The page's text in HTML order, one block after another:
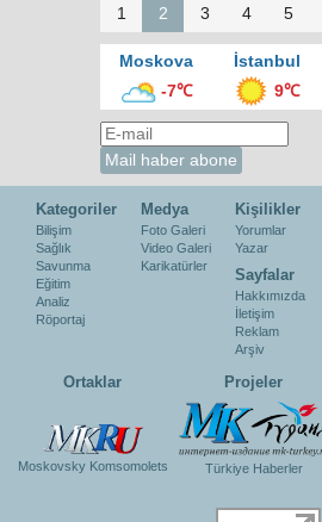
1 2 3 4 5
Moskova İstanbul
-7℃
9℃
Kategoriler
Bilişim
Sağlık
Savunma
Eğitim
Analiz
Röportaj
Medya
Foto Galeri
Video Galeri
Karikatürler
Kişilikler
Yorumlar
Yazar
Sayfalar
Hakkımızda
İletişim
Reklam
Arşiv
Ortaklar
Moskovsky Komsomolets
Projeler
Türkiye Haberler